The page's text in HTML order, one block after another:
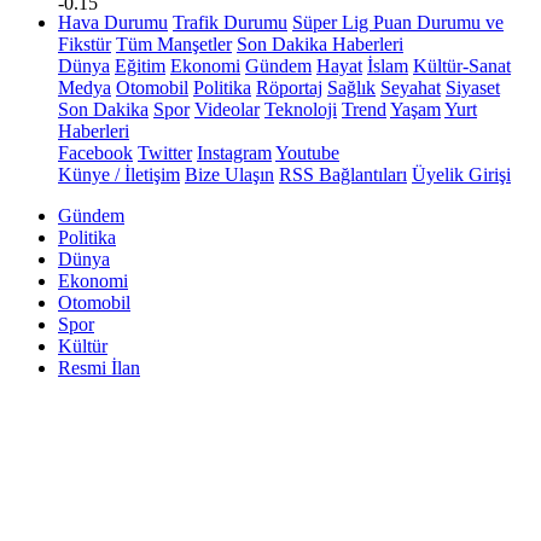
Hava Durumu Trafik Durumu Süper Lig Puan Durumu ve
Fikstür Tüm Manşetler Son Dakika Haberleri
Dünya Eğitim Ekonomi Gündem Hayat İslam Kültür-Sanat
Medya Otomobil Politika Röportaj Sağlık Seyahat Siyaset
Son Dakika Spor Videolar Teknoloji Trend YaşamYurt
Haberleri
Facebook Twitter InstagramYoutube
Künye / İletişim Bize Ulaşın RSS Bağlantıları Üyelik Girişi
Gündem
Politika
Dünya
Ekonomi
Otomobil
Spor
Kültür
Resmi İlan